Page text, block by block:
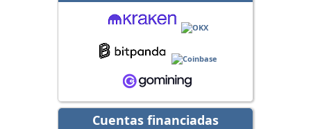
Cuentas financiadas